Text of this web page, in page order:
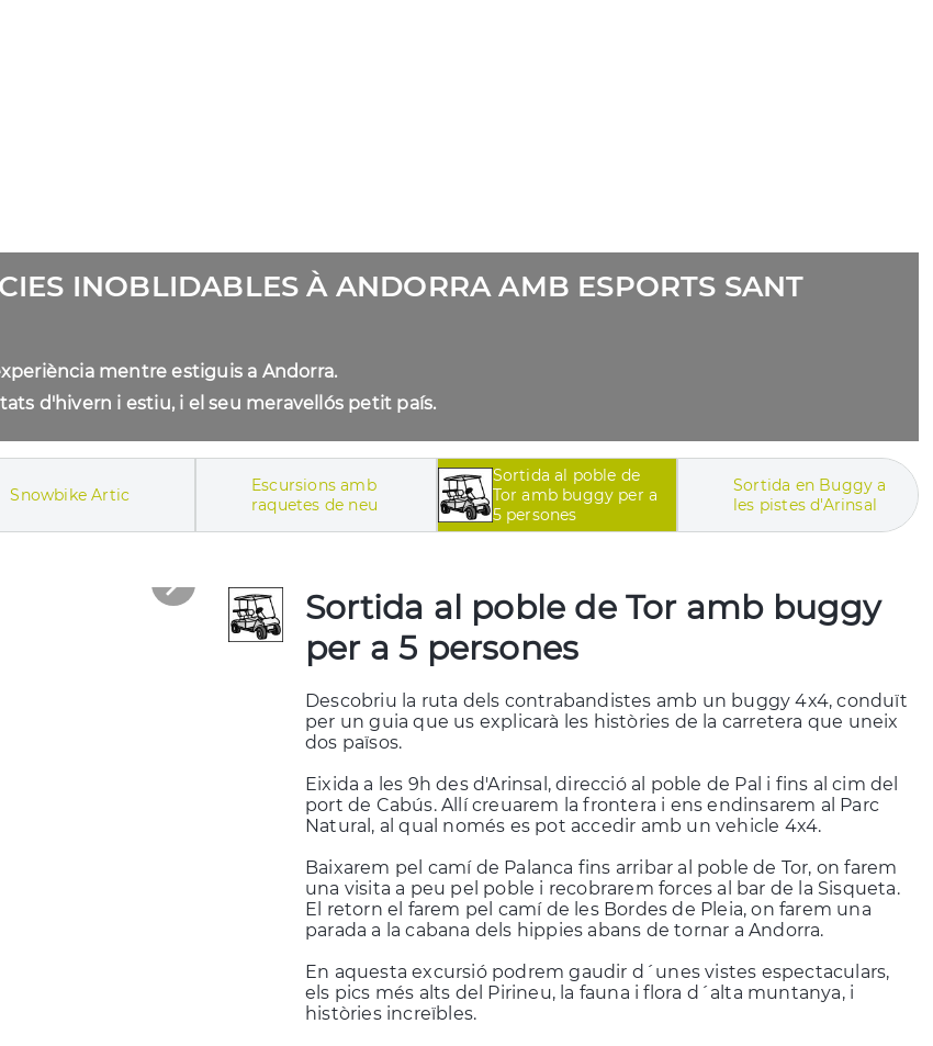
INOBLIDABLES À ANDORRA AMB ESPORTS SANT
mentre estiguis a Andorra.
d'hivern i estiu, i el seu meravellós petit país.
Snowbike Artic
Escursions amb
raquetes de neu
Sortida al poble de
Tor amb buggy per a
5 persones
Sortida en Buggy a
les pistes d'Arinsal
Sortida al poble de Tor amb buggy
per a 5 persones
Descobriu la ruta dels contrabandistes amb un buggy 4x4, conduït
per un guia que us explicarà les històries de la carretera que uneix
dos països.
Eixida a les 9h des d'Arinsal, direcció al poble de Pal i fins al cim del
port de Cabús. Allí creuarem la frontera i ens endinsarem al Parc
Natural, al qual només es pot accedir amb un vehicle 4x4.
Baixarem pel camí de Palanca fins arribar al poble de Tor, on farem
una visita a peu pel poble i recobrarem forces al bar de la Sisqueta.
El retorn el farem pel camí de les Bordes de Pleia, on farem una
parada a la cabana dels hippies abans de tornar a Andorra.
En aquesta excursió podrem gaudir d´unes vistes espectaculars,
els pics més alts del Pirineu, la fauna i flora d´alta muntanya, i
històries increïbles.